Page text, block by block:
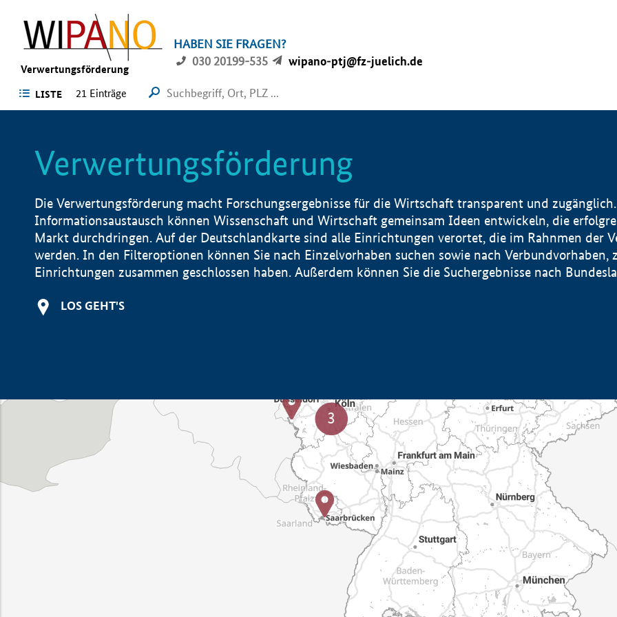
Verwertungsförderung
HABEN SIE FRAGEN?
030 20199-535
wipano-ptj@fz-juelich.de
LISTE 21 Einträge
Verwertungsförderung
Die Verwertungsförderung macht Forschungsergebnisse für die Wirtschaft transparent und
Informationsaustausch können Wissenschaft und Wirtschaft gemeinsam Ideen entwickeln, die
Markt durchdringen. Auf der Deutschlandkarte sind alle Einrichtungen verortet, die im Rahnmen der
werden. In den Filteroptionen können Sie nach Einzelvorhaben suchen sowie nach Verbundvorhaben,
Einrichtungen zusammen geschlossen haben. Außerdem können Sie die Suchergebnisse nach
LOS GEHT'S